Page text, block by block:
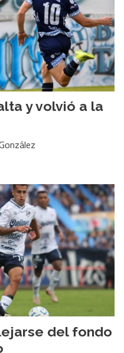
y volvió a la
del fondo